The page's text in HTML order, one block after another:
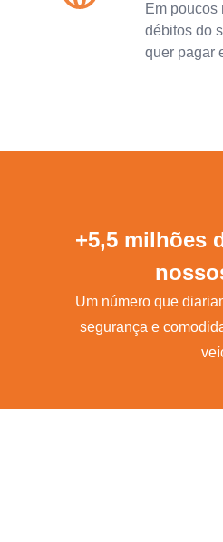
Em poucos
débitos do
quer pagar
+5,5 milhões
Um número que
segurança e